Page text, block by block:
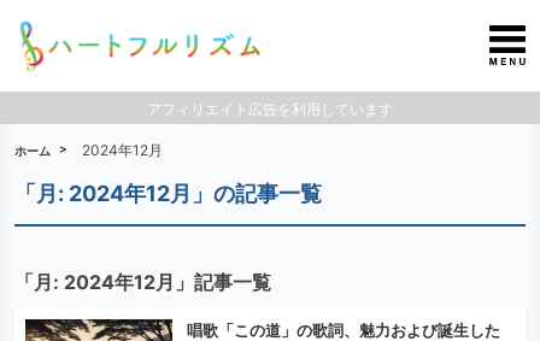
アフィリエイト広告を利用しています
ホーム 2024年12月
「月: 2024年12月 」の記事一覧
「月: 2024年12月 」記事一覧
唱歌「この道」の歌詞、魅力および誕生した